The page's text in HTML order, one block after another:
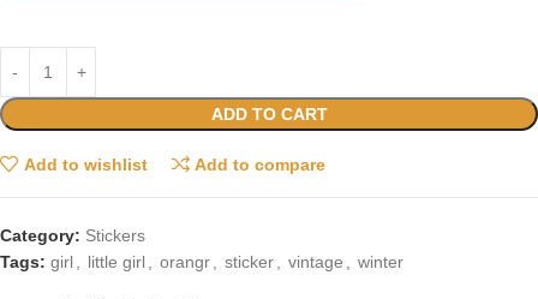
ADD TO CART
Add to wishlist Add to compare
Category: Stickers
Tags: girl, little girl, orangr, sticker, vintage , winter